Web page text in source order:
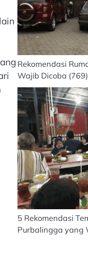
Rekomendasi
Wajib Dicoba (769)
5 Rekomendasi
Purbalingga yang